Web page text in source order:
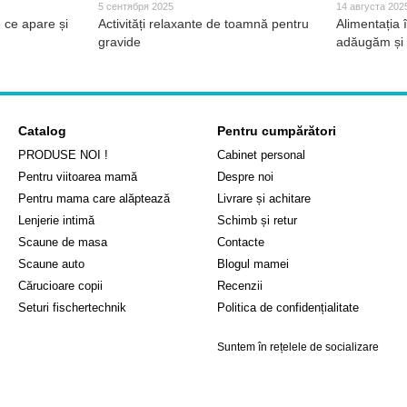
ce apare și
5 сентября 2025
Activități relaxante de toamnă pentru
gravide
14 августа
Alimentația
adăugăm
Catalog
PRODUSE NOI !
Pentru viitoarea mamă
Pentru mama care alăptează
Lenjerie intimă
Scaune de masa
Scaune auto
Cărucioare copii
Seturi fischertechnik
Pentru cumpărători
Cabinet personal
Despre noi
Livrare și achitare
Schimb și retur
Contacte
Blogul mamei
Recenzii
Politica de confidențialitate
Suntem în rețelele de socializare